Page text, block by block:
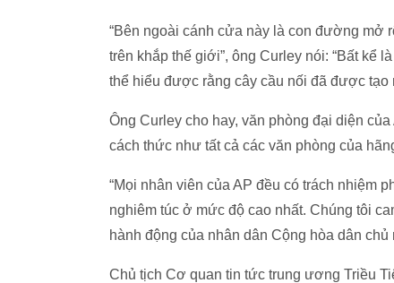
“Bên ngoài cánh cửa này là con đường mở
trên khắp thế giới”, ông Curley nói: “Bất kể
thể hiểu được rằng cây cầu nối đã được tạo
Ông Curley cho hay, văn phòng đại diện
cách thức như tất cả các văn phòng của
“Mọi nhân viên của AP đều có trách nhiệm
nghiêm túc ở mức độ cao nhất. Chúng tôi
hành động của nhân dân Cộng hòa dân chủ
Chủ tịch Cơ quan tin tức trung ương Triều